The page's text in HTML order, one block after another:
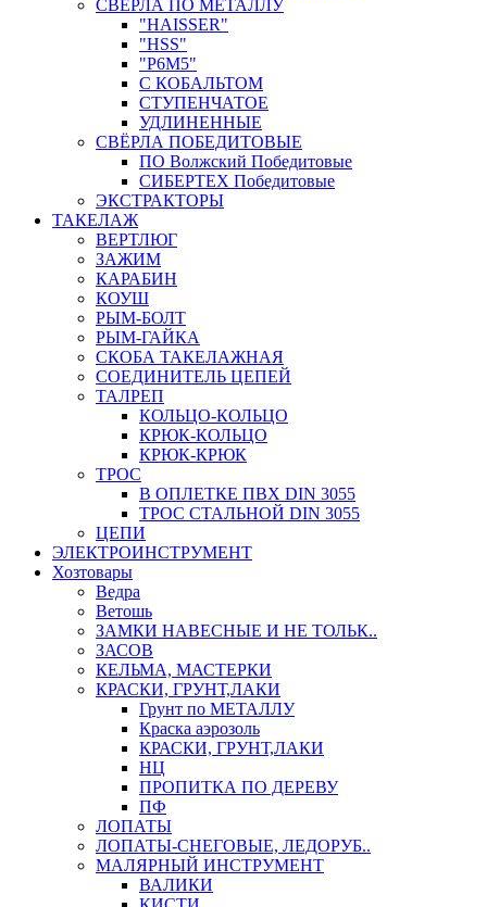
СВЁРЛА ПО МЕТАЛЛУ
"HAISSER"
"HSS"
"Р6М5"
С КОБАЛЬТОМ
СТУПЕНЧАТОЕ
УДЛИНЕННЫЕ
СВЁРЛА ПОБЕДИТОВЫЕ
ПО Волжский Победитовые
СИБЕРТЕХ Победитовые
ЭКСТРАКТОРЫ
ТАКЕЛАЖ
ВЕРТЛЮГ
ЗАЖИМ
КАРАБИН
КОУШ
РЫМ-БОЛТ
РЫМ-ГАЙКА
СКОБА ТАКЕЛАЖНАЯ
СОЕДИНИТЕЛЬ ЦЕПЕЙ
ТАЛРЕП
КОЛЬЦО-КОЛЬЦО
КРЮК-КОЛЬЦО
КРЮК-КРЮК
ТРОС
В ОПЛЕТКЕ ПВХ DIN 3055
ТРОС СТАЛЬНОЙ DIN 3055
ЦЕПИ
ЭЛЕКТРОИНСТРУМЕНТ
Хозтовары
Ведра
Ветошь
ЗАМКИ НАВЕСНЫЕ И НЕ ТОЛЬК..
ЗАСОВ
КЕЛЬМА, МАСТЕРКИ
КРАСКИ, ГРУНТ,ЛАКИ
Грунт по МЕТАЛЛУ
Краска аэрозоль
КРАСКИ, ГРУНТ,ЛАКИ
НЦ
ПРОПИТКА ПО ДЕРЕВУ
ПФ
ЛОПАТЫ
ЛОПАТЫ-СНЕГОВЫЕ, ЛЕДОРУБ..
МАЛЯРНЫЙ ИНСТРУМЕНТ
ВАЛИКИ